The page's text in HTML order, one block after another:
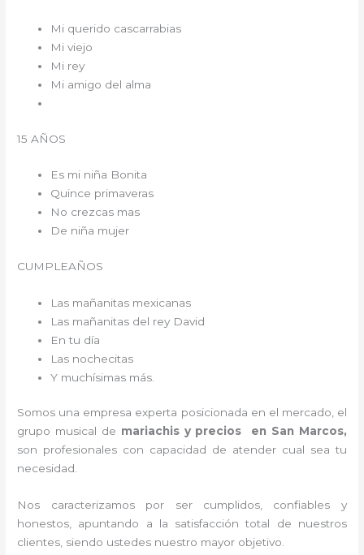
Mi querido cascarrabias
Mi viejo
Mi rey
Mi amigo del alma
15 AÑOS
Es mi niña Bonita
Quince primaveras
No crezcas mas
De niña mujer
CUMPLEAÑOS
Las mañanitas mexicanas
Las mañanitas del rey David
En tu día
Las nochecitas
Y muchísimas más.
Somos una empresa experta posicionada en el mercado, el
grupo musical de mariachis y precios en San Marcos,
son profesionales con capacidad de atender cual sea tu
necesidad.
Nos caracterizamos por ser cumplidos, confiables y
honestos, apuntando a la satisfacción total de nuestros
clientes, siendo ustedes nuestro mayor objetivo.